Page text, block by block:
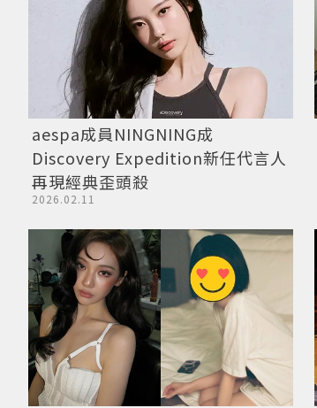
aespa成員NINGNING成
Discovery Expedition新任代言人
再現經典歪頭殺
2026.02.11